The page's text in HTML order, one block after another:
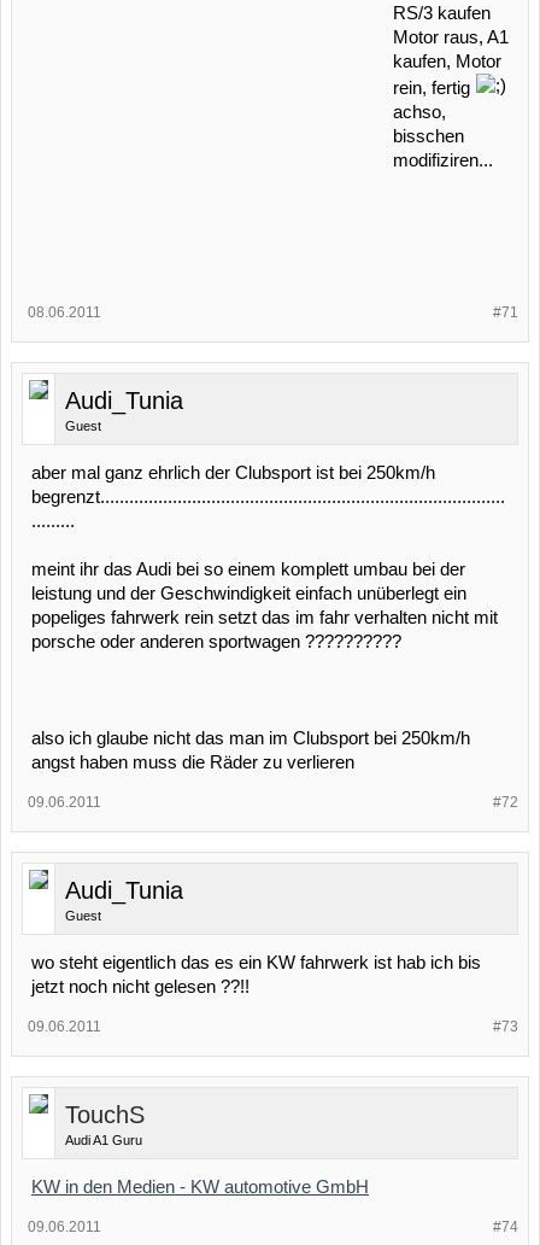
RS/3 kaufen
Motor raus, A1
kaufen, Motor
rein, fertig
achso,
bisschen
modifiziren...
#71
08.06.2011
Audi_Tunia
Guest
aber mal ganz ehrlich der Clubsport ist bei 250km/h
begrenzt....................................................................................
.........
meint ihr das Audi bei so einem komplett umbau bei der
leistung und der Geschwindigkeit einfach unüberlegt ein
popeliges fahrwerk rein setzt das im fahr verhalten nicht mit
porsche oder anderen sportwagen ??????????
also ich glaube nicht das man im Clubsport bei 250km/h
angst haben muss die Räder zu verlieren
#72
09.06.2011
Audi_Tunia
Guest
wo steht eigentlich das es ein KW fahrwerk ist hab ich bis
jetzt noch nicht gelesen ??!!
#73
09.06.2011
TouchS
Audi A1 Guru
KW in den Medien - KW automotive GmbH
#74
09.06.2011